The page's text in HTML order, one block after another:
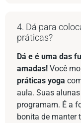
4. Dá para
práticas?
Dá e é uma das
amadas! Você
práticas yoga
aula. Suas
programam. É a
bonita de manter